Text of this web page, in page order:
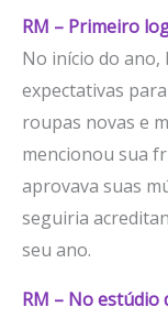
RM – Primeiro
No início do ano,
expectativas
roupas novas e
mencionou sua
aprovava suas
seguiria
seu ano.
RM – No estúdio